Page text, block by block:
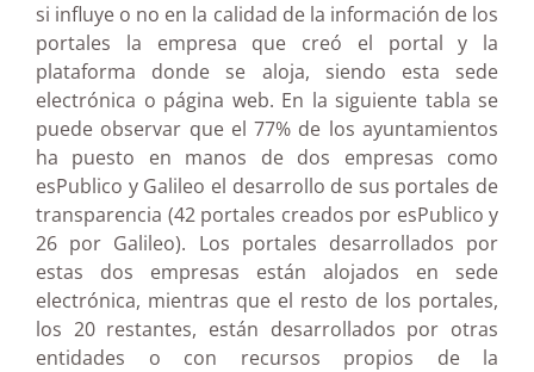
si influye o no en la calidad de la información de los
portales la empresa que creó el portal y la
plataforma donde se aloja, siendo esta sede
electrónica o página web. En la siguiente tabla se
puede observar que el 77% de los ayuntamientos
ha puesto en manos de dos empresas como
esPublico y Galileo el desarrollo de sus portales de
transparencia (42 portales creados por esPublico y
26 por Galileo). Los portales desarrollados por
estas dos empresas están alojados en sede
electrónica, mientras que el resto de los portales,
los 20 restantes, están desarrollados por otras
entidades o con recursos propios de la